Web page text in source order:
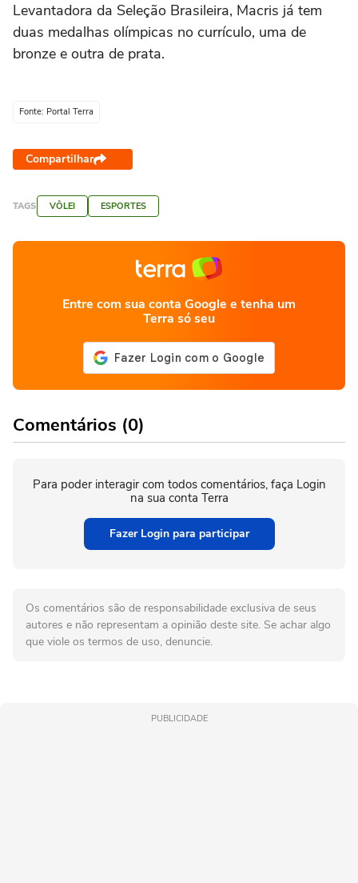
Levantadora da Seleção Brasileira, Macris já tem
duas medalhas olímpicas no currículo, uma de
bronze e outra de prata.
Fonte: Portal Terra
Compartilhar
TAGS VÔLEI ESPORTES
Entre com sua conta Google e tenha um
Terra só seu
Comentários (0)
Para poder interagir com todos comentários, faça Login
na sua conta Terra
Fazer Login para participar
Os comentários são de responsabilidade exclusiva de seus
autores e não representam a opinião deste site. Se achar algo
que viole os termos de uso, denuncie.
PUBLICIDADE